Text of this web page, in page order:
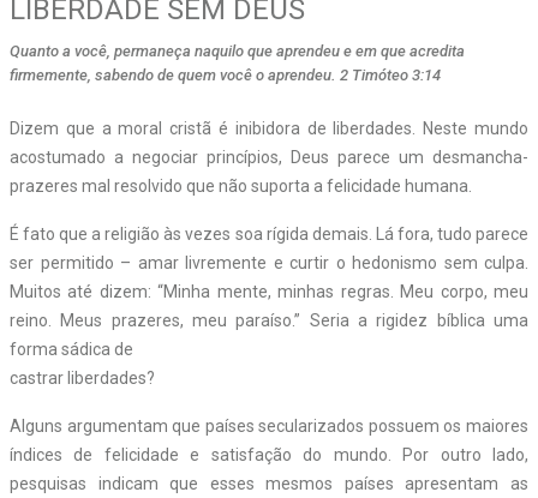
LIBERDADE SEM DEUS
Quanto a você, permaneça naquilo que aprendeu e em que acredita
firmemente, sabendo de quem você o aprendeu. 2 Timóteo 3:14
Dizem que a moral cristã é inibidora de liberdades. Neste mundo
acostumado a negociar princípios, Deus parece um desmancha-
prazeres mal resolvido que não suporta a felicidade humana.
É fato que a religião às vezes soa rígida demais. Lá fora, tudo parece
ser permitido – amar livremente e curtir o hedonismo sem culpa.
Muitos até dizem: “Minha mente, minhas regras. Meu corpo, meu
reino. Meus prazeres, meu paraíso.” Seria a rigidez bíblica uma
forma sádica de
castrar liberdades?
Alguns argumentam que países secularizados possuem os maiores
índices de felicidade e satisfação do mundo. Por outro lado,
pesquisas indicam que esses mesmos países apresentam as